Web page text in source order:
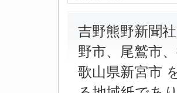
吉野熊野新聞
野市、尾鷲市
歌山県新宮市